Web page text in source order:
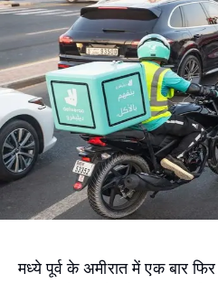
मध्ये पूर्व के अमीरात में एक बार